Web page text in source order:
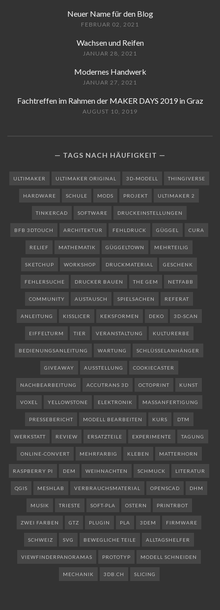
Neuer Name für den Blog
FEBRUAR 02, 2021
Wachsen und Reifen
JANUAR 28, 2021
Modernes Handwerk
JANUAR 27, 2021
Fachtreffen im Rahmen der MAKER DAYS 2019 in Graz
AUGUST 10, 2019
TAGS NACH HÄUFIGKEIT
ULTIMAKER ULTIMAKER ORIGINAL 3D-MODELL THINGIVERSE
HARDWARE SCHULE MODS PROJEKT ULTIMAKER 2
TINKERCAD SOFTWARE DRUCKEINSTELLUNGEN
BFB 3DTOUCH ARCHITEKTUR FEHLDRUCK GÜGGEL CURA
RELIEF MATHEMATIK GÜGGELTOWN MEHRTEILIG
SKETCHUP WORKSHOP DRUCKMATERIAL GESCHENK
FEHLERSUCHE DRUCKER BAUEN THE GEM NETFABB
COMMUNITY AUSTAUSCH SPIELSACHEN REFERAT
ANLEITUNG KISSLICER KEKSFORMEN DEKO 3D-SCAN
EIFFELTURM TIER VERANSTALTUNG KULTURERBE
BEDIENUNGSANLEITUNG WARTUNG SCHLÜSSELANHÄNGER
GIVEAWAY AUSSTELLUNG COOKIECASTER
NACHBEARBEITUNG ACCUTRANS 3D OCTOPRINT KUNST
VOXEL YELLOWSTONE ELEKTRONIK MASSANFERTIGUNG
PRESSEBERICHT MODELL BEARBEITEN KURS DTM
WERKSTATT REVIEW ERSATZTEILE EXPERIMENTE TAGUNG
ONLINE-CONVERT MEHRFARBIG KLEBEN MATTERHORN
RASPBERRY PI DEM WEIHNACHTEN SCHMUCK LITERATUR
QGIS MESHLAB VERBRAUCHSMATERIAL OPENSCAD DHM
MUSIK TRIESTE SOFT-PLA OSTERN PRINTRBOT
ZWEI FARBEN GTZ PLUGIN PLA 3DEM FIRMWARE
SCHWEIZ SVG BEWEGLICHE TEILE ALLTAGSHELFER
VIEWFINDERPANORAMAS PROTOTYP MODELL SCHNEIDEN
MECHANIK 3DB.CH SLICING